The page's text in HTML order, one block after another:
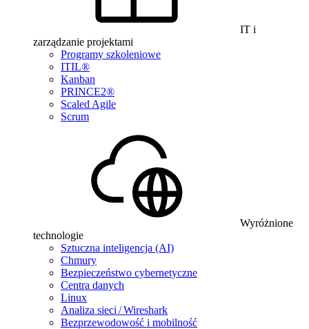
IT i
zarządzanie projektami
Programy szkoleniowe
ITIL®
Kanban
PRINCE2®
Scaled Agile
Scrum
Wyróżnione
technologie
Sztuczna inteligencja (AI)
Chmury
Bezpieczeństwo cybernetyczne
Centra danych
Linux
Analiza sieci / Wireshark
Bezprzewodowość i mobilność